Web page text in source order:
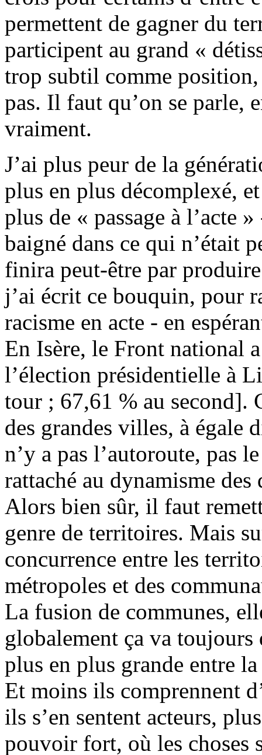
permettent de gagner du
participent au grand «
trop subtil comme
pas. Il faut qu’on se parle,
vraiment.
J’ai plus peur de la
plus en plus décomplexé,
plus de « passage à l’acte
baigné dans ce qui n’était
finira peut-être par
j’ai écrit ce bouquin, pour
racisme en acte - en
En Isère, le Front national
l’élection présidentielle à
tour ; 67,61 % au second].
des grandes villes, à égale
n’y a pas l’autoroute, pas
rattaché au dynamisme
Alors bien sûr, il faut
genre de territoires. Mais
concurrence entre les
métropoles et des
La fusion de communes,
globalement ça va toujours
plus en plus grande entre
Et moins ils comprennent
ils s’en sentent acteurs,
pouvoir fort, où les choses